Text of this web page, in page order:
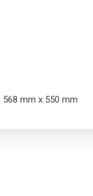
mm x 550 mm